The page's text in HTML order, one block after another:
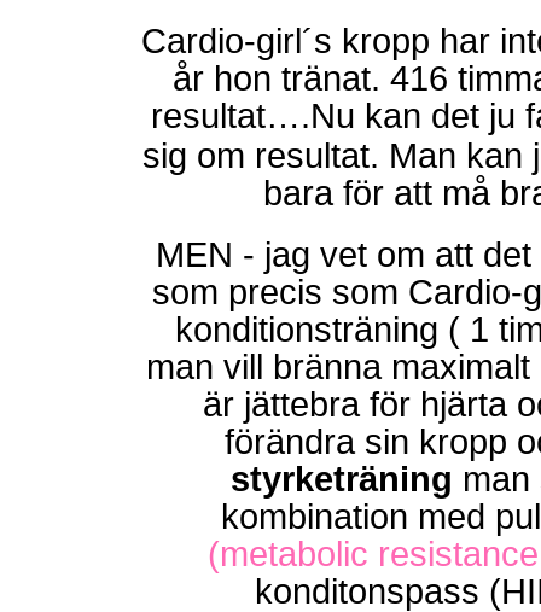
Cardio-girl´s kropp har
år hon tränat. 416
resultat….Nu kan det ju
sig om resultat. Man kan
bara för att må
MEN - jag vet om att
som precis som Cardio-
konditionsträning ( 1
man vill bränna
är jättebra för hjärta
förändra sin kropp
styrketräning man
kombination med
(metabolic
konditonspass